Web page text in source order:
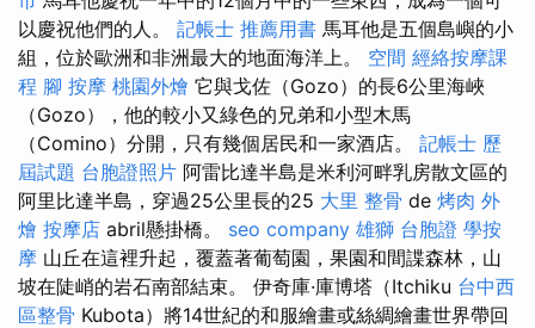
以慶祝他們的人。 記帳士 推薦用書 馬耳他是五個島嶼的小
組，位於歐洲和非洲最大的地面海洋上。 空間 經絡按摩課
程 腳 按摩 桃園外燴 它與戈佐（Gozo）的長6公里海峽
（Gozo），他的較小又綠色的兄弟和小型木馬
（Comino）分開，只有幾個居民和一家酒店。 記帳士 歷
屆試題 台胞證照片 阿雷比達半島是米利河畔乳房散文區的
阿里比達半島，穿過25公里長的25 大里 整骨 de 烤肉 外
燴 按摩店 abril懸掛橋。 seo company 雄獅 台胞證 學按
摩 山丘在這裡升起，覆蓋著葡萄園，果園和間諜森林，山
坡在陡峭的岩石南部結束。 伊奇庫·庫博塔（Itchiku 台中西
區整骨 Kubota）將14世紀的和服繪畫或絲綢繪畫世界帶回